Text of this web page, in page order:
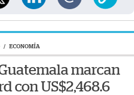
/ ECONOMÍA
marcan
con US$2,468.6